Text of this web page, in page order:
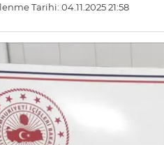
Tarihi: 04.11.2025 21:58